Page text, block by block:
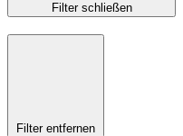
Filter schließen
Filter entfernen